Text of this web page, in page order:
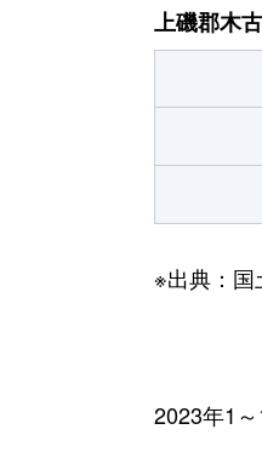
上磯郡木
※出典：国
2023年1